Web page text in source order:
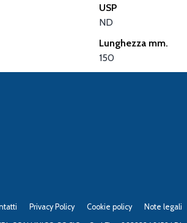
USP
ND
Lunghezza mm.
150
Privacy Policy Cookie policy Note legali